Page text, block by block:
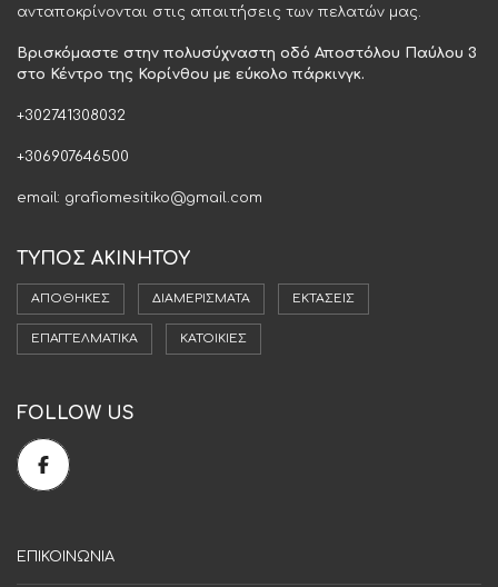
ανταποκρίνονται στις απαιτήσεις των πελατών μας.
Βρισκόμαστε στην πολυσύχναστη οδό Αποστόλου Παύλου 3
στο Κέντρο της Κορίνθου με εύκολο πάρκινγκ.
+302741308032
+306907646500
email: grafiomesitiko@gmail.com
ΤΥΠΟΣ ΑΚΙΝΗΤΟΥ
ΑΠΟΘΉΚΕΣ ΔΙΑΜΕΡΊΣΜΑΤΑ ΕΚΤΆΣΕΙΣ
ΕΠΑΓΓΕΛΜΑΤΙΚΆ ΚΑΤΟΙΚΊΕΣ
FOLLOW US
ΕΠΙΚΟΙΝΩΝΙΑ